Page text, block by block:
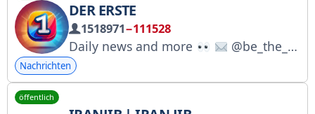
DER ERSTE
1518971−111528
Daily news and more @be_the_firsttt_bot
Nachrichten
öffentlich